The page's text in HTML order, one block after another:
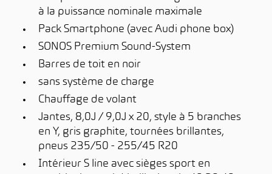
à la puissance nominale maximale
Pack Smartphone (avec Audi phone box)
SONOS Premium Sound-System
Barres de toit en noir
sans système de charge
Chauffage de volant
Jantes, 8,0J / 9,0J x 20, style à 5 branches
en Y, gris graphite, tournées brillantes,
pneus 235/50 - 255/45 R20
Intérieur S line avec sièges sport en